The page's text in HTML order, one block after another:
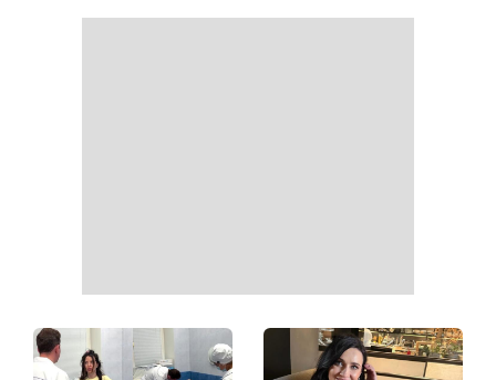
Главный модный тренд в
Не откладывайте до